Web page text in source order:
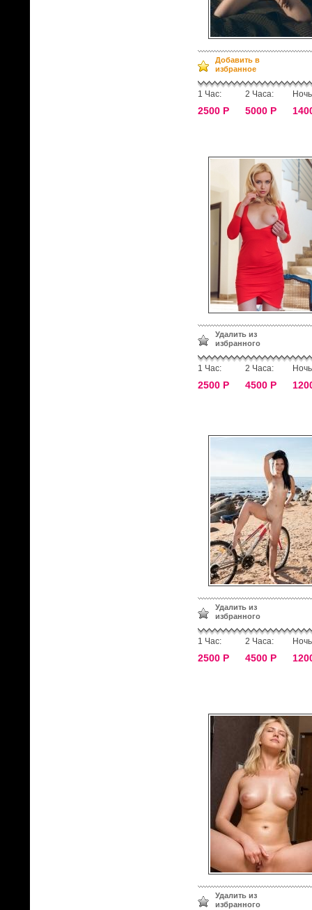
Добавить в
избранное
1 Час:
2500 Р
2 Часа:
5000 Р
Удалить из
избранного
1 Час:
2500 Р
2 Часа:
4500 Р
Удалить из
избранного
1 Час:
2500 Р
2 Часа:
4500 Р
Удалить из
избранного